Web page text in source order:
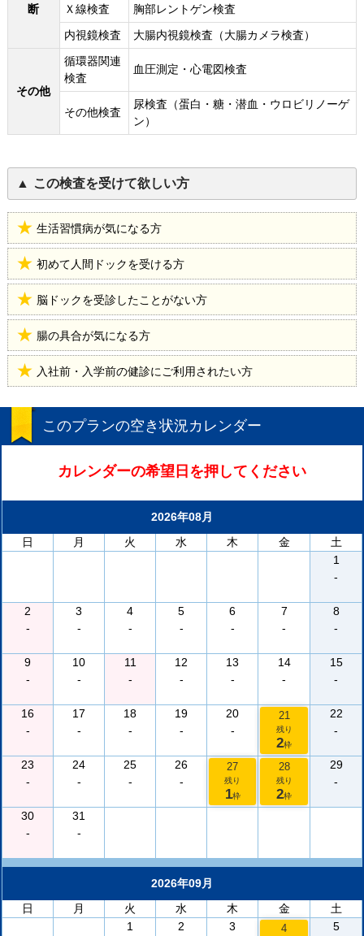
断
Ｘ線検査
胸部レントゲン検査
内視鏡検査
大腸内視鏡検査（大腸カメラ検査）
その他
循環器関連
検査
血圧測定・心電図検査
その他検査
尿検査（蛋白・糖・潜血・ウロビリノーゲ
ン）
この検査を受けて欲しい方
生活習慣病が気になる方
初めて人間ドックを受ける方
脳ドックを受診したことがない方
腸の具合が気になる方
入社前・入学前の健診にご利用されたい方
このプランの空き状況カレンダー
カレンダーの希望日を押してください
2026年08月
日
月 火 水 木 金
土
1
-
2
-
3
-
4
-
5
-
6
-
7
-
8
-
9
-
10
-
11
-
12
-
13
-
14
-
15
-
16
-
17
-
18
-
19
-
20
-
21
残り
2枠
22
-
23
-
24
-
25
-
26
-
27
残り
1枠
28
残り
2枠
29
-
30
-
31
-
2026年09月
日
月 火 水 木 金
土
1
2
3
4
5